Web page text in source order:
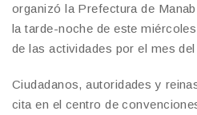
organizó la Prefectura de
la tarde-noche de este
de las actividades por el mes
Ciudadanos, autoridades y
cita en el centro de